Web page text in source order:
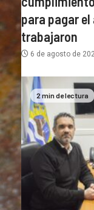
para pagar
trabajaron
6 de agosto de
2 min de lectura